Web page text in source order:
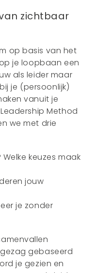
zichtbaar
op basis van het
je loopbaan een
als leider maar
je (persoonlijk)
vanuit je
Method
we met drie
keuzes maak
jouw
je zonder
gebaseerd
je gezien en